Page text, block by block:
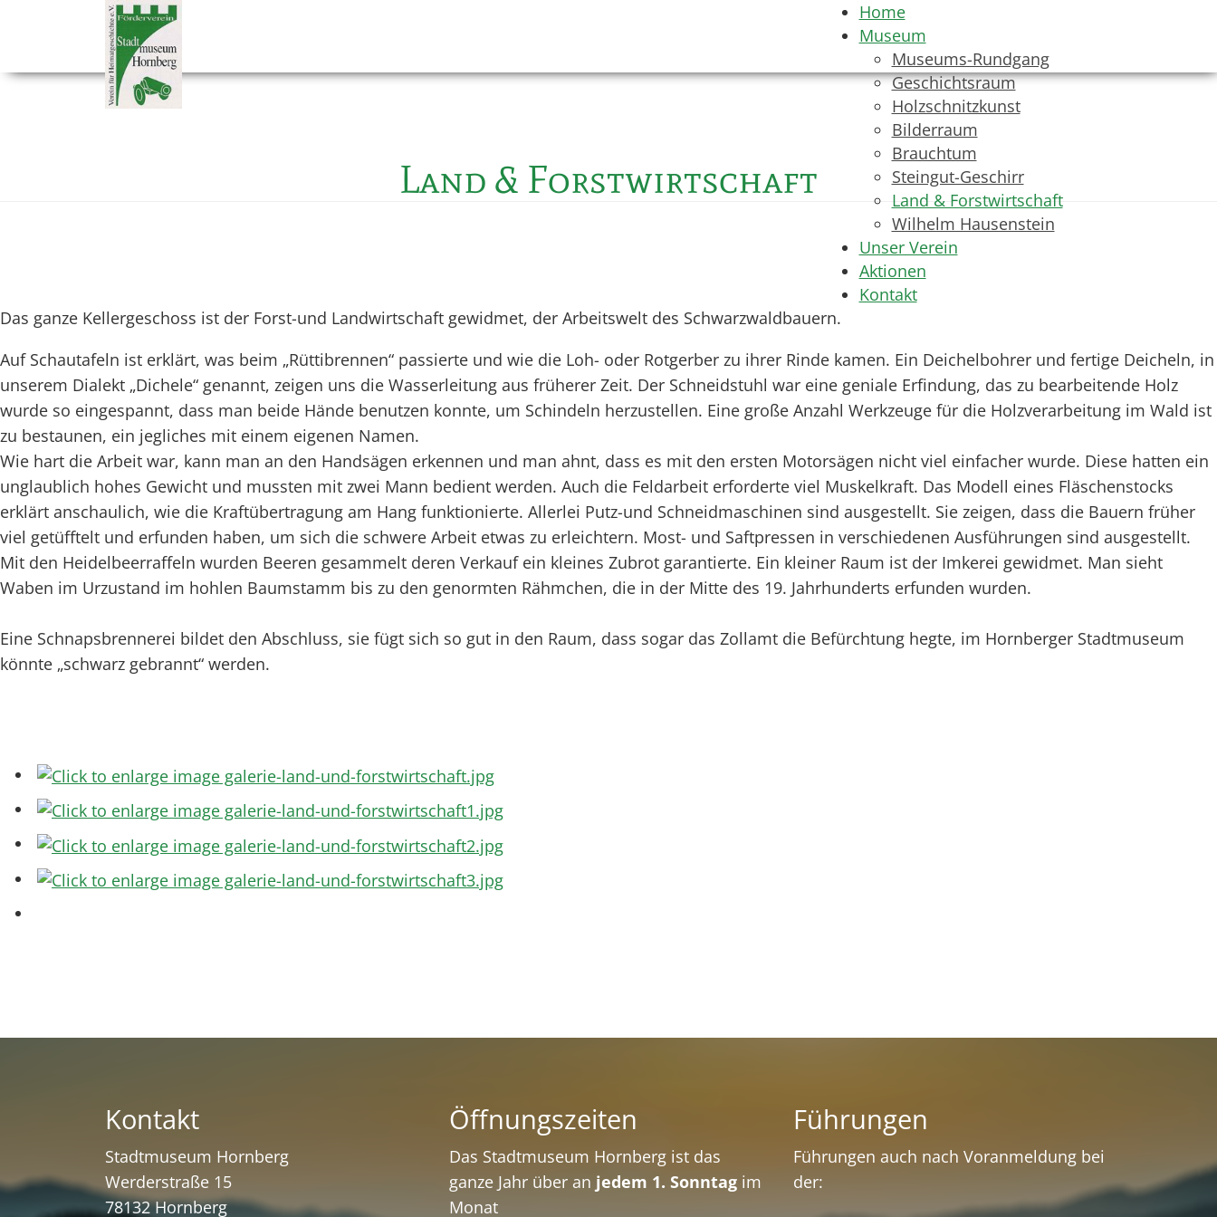
Home
Museum
Museums-Rundgang
Geschichtsraum
Holzschnitzkunst
Bilderraum
Brauchtum
Steingut-Geschirr
Land & Forstwirtschaft
Wilhelm Hausenstein
Unser Verein
Aktionen
Kontakt
Land & Forstwirtschaft
Das ganze Kellergeschoss ist der Forst-und Landwirtschaft gewidmet, der Arbeitswelt des Schwarzwaldbauern.
Auf Schautafeln ist erklärt, was beim „Rüttibrennen“ passierte und wie die Loh- oder Rotgerber zu ihrer Rinde kamen. Ein Deichelbohrer und fertige Deicheln, in
unserem Dialekt „Dichele“ genannt, zeigen uns die Wasserleitung aus früherer Zeit. Der Schneidstuhl war eine geniale Erfindung, das zu bearbeitende Holz
wurde so eingespannt, dass man beide Hände benutzen konnte, um Schindeln herzustellen. Eine große Anzahl Werkzeuge für die Holzverarbeitung im Wald ist
zu bestaunen, ein jegliches mit einem eigenen Namen.
Wie hart die Arbeit war, kann man an den Handsägen erkennen und man ahnt, dass es mit den ersten Motorsägen nicht viel einfacher wurde. Diese hatten ein
unglaublich hohes Gewicht und mussten mit zwei Mann bedient werden. Auch die Feldarbeit erforderte viel Muskelkraft. Das Modell eines Fläschenstocks
erklärt anschaulich, wie die Kraftübertragung am Hang funktionierte. Allerlei Putz-und Schneidmaschinen sind ausgestellt. Sie zeigen, dass die Bauern früher
viel getüfftelt und erfunden haben, um sich die schwere Arbeit etwas zu erleichtern. Most- und Saftpressen in verschiedenen Ausführungen sind ausgestellt.
Mit den Heidelbeerraffeln wurden Beeren gesammelt deren Verkauf ein kleines Zubrot garantierte. Ein kleiner Raum ist der Imkerei gewidmet. Man sieht
Waben im Urzustand im hohlen Baumstamm bis zu den genormten Rähmchen, die in der Mitte des 19. Jahrhunderts erfunden wurden.
Eine Schnapsbrennerei bildet den Abschluss, sie fügt sich so gut in den Raum, dass sogar das Zollamt die Befürchtung hegte, im Hornberger Stadtmuseum
könnte „schwarz gebrannt“ werden.
Kontakt
Stadtmuseum Hornberg
Werderstraße 15
78132 Hornberg
Öffnungszeiten
Das Stadtmuseum Hornberg ist das
ganze Jahr über an jedem 1. Sonntagim
Monat
Führungen
Führungen auch nach Voranmeldung bei
der: